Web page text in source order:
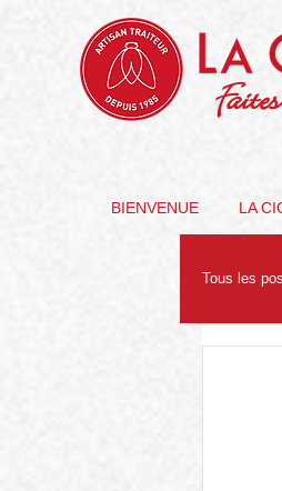
BIENVENUE LA
Tous les